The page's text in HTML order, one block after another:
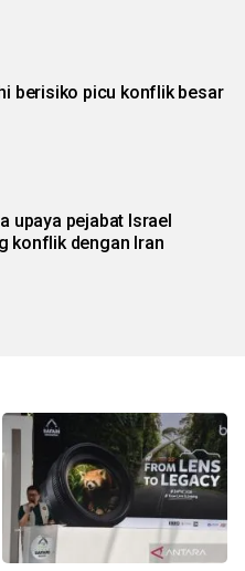
berisiko picu konflik besar
upaya pejabat Israel
konflik dengan Iran